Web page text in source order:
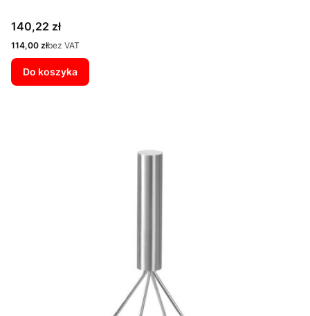
Cena
140,22 zł
Cena
114,00 złbez VAT
Do koszyka